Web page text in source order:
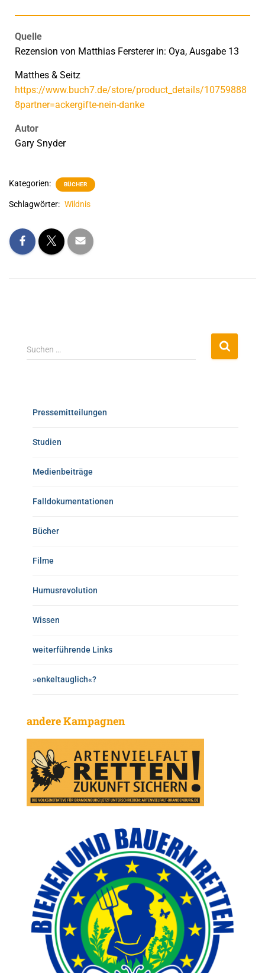
Quelle
Rezension von Matthias Fersterer in: Oya, Ausgabe 13
Matthes & Seitz
https://www.buch7.de/store/product_details/10759888
8partner=ackergifte-nein-danke
Autor
Gary Snyder
Kategorien: BÜCHER
Schlagwörter: Wildnis
Suchen …
Pressemitteilungen
Studien
Medienbeiträge
Falldokumentationen
Bücher
Filme
Humusrevolution
Wissen
weiterführende Links
»enkeltauglich«?
andere Kampagnen